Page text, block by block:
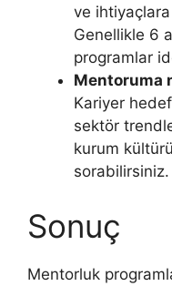
ve
Genellikle 6
programlar
Mentoruma
Kariyer
sektör
kurum
sorabilirsiniz.
Sonuç
Mentorluk